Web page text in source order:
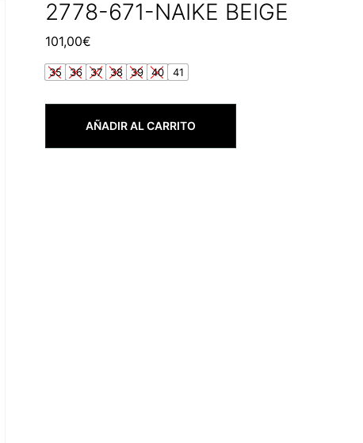
2778-671-NAIKE BEIGE
101,00€
35 36 37 38 39 40 41
AÑADIR AL CARRITO